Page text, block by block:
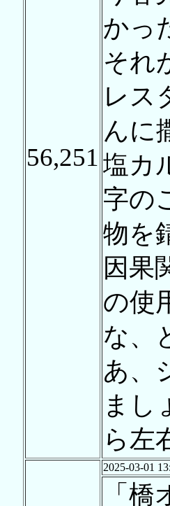
56,251
かっ
それ
レス
んに
塩カ
字の
物を
因果
の使
な、
あ、
まし
ら左
2025-03-01
「